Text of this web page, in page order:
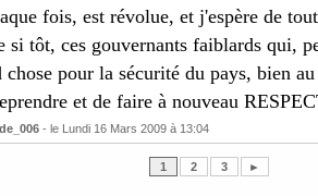
fois, est révolue, et j'espère de
si tôt, ces gouvernants faiblards qui,
chose pour la sécurité du pays, bien
et de faire à nouveau
- le Lundi 16 Mars 2009 à 13:04
1 2 3 ►